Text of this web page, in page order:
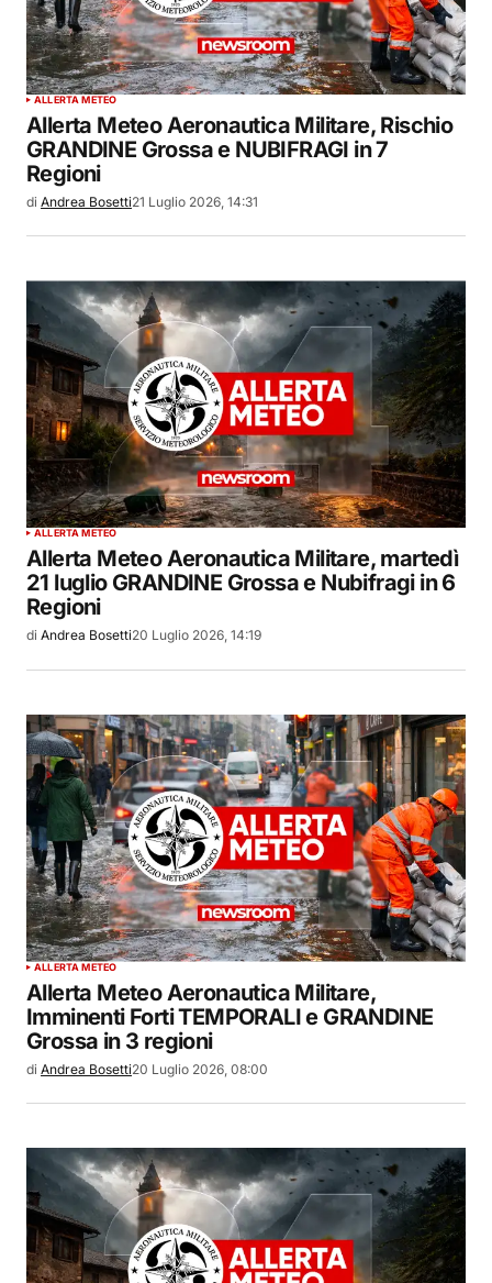
ALLERTA METEO
Allerta Meteo Aeronautica Militare, Rischio
GRANDINE Grossa e NUBIFRAGI in 7
Regioni
di Andrea Bosetti21 Luglio 2026, 14:31
ALLERTA METEO
Allerta Meteo Aeronautica Militare, martedì
21 luglio GRANDINE Grossa e Nubifragi in 6
Regioni
di Andrea Bosetti20 Luglio 2026, 14:19
ALLERTA METEO
Allerta Meteo Aeronautica Militare,
Imminenti Forti TEMPORALI e GRANDINE
Grossa in 3 regioni
di Andrea Bosetti20 Luglio 2026, 08:00